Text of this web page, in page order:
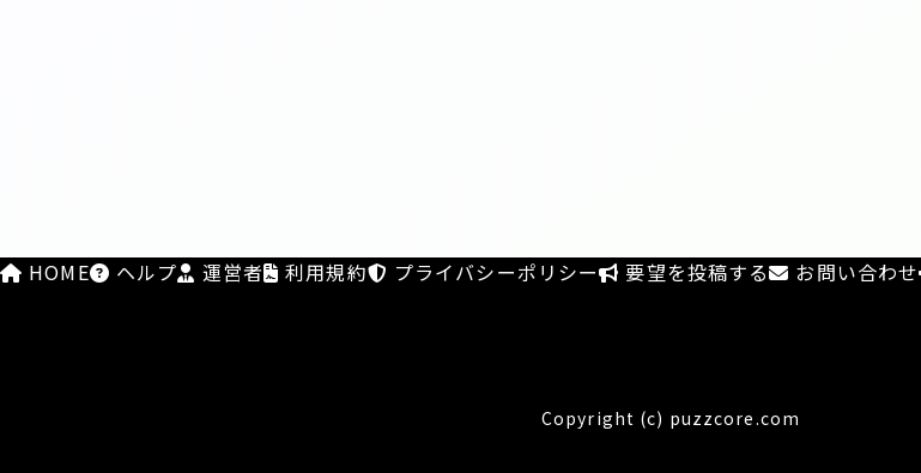
HOME ヘルプ 運営者 利用規約 プライバシーポリシー 要望を投稿する お問い合わせ
Copyright (c) puzzcore.com